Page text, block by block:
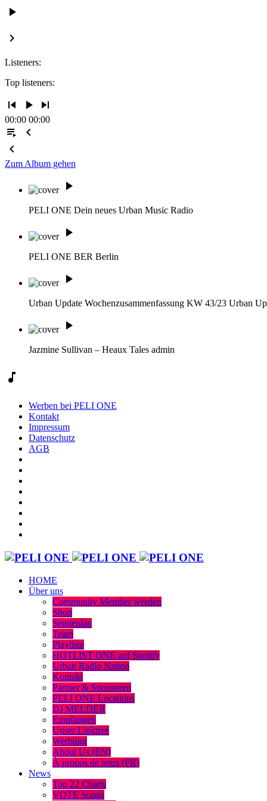
play_arrow
keyboard_arrow_right
Listeners:
Top listeners:
skip_previous play_arrow skip_next
00:00 00:00
playlist_play
chevron_left
chevron_left
Zum Album gehen
play_arrow
PELI ONE Dein neues Urban Music Radio
play_arrow
PELI ONE BER Berlin
play_arrow
Urban Update Wochenzusammenfassung KW 43/23 Urban
play_arrow
Jazmine Sullivan – Heaux Tales admin
music_note
Werben bei PELI ONE
Kontakt
Impressum
Datenschutz
AGB
HOME
Über uns
Community Member werden
Shop
Sendeplan
Team
Playliste
HOTLIST ONE auf Spotify
Urban Radio Nation
Kontakt
Partner & Sponsoren
PELI ONE Locations
DJ MELDER
Empfangen
Unser Linktree
Werbung
About Us (EN)
À propos de nous (FR)
News
Top 22 Charts
VOTE Songs